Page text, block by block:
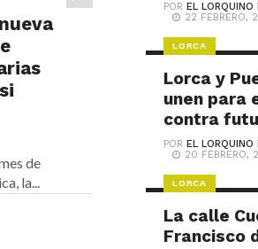
de
la...
POREL LORQUINO
22 FEBRERO,
LORCA
Lorca y
unen para
contra
POREL LORQUINO
20 FEBRERO,
LORCA
La calle
Francisco